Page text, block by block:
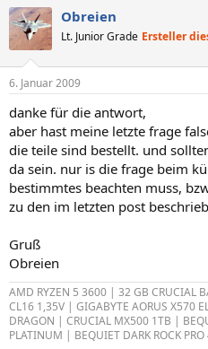
Obreien
Lt. Junior Grade Ersteller
6. Januar 2009
danke für die antwort,
aber hast meine letzte frage
die teile sind bestellt. und
da sein. nur is die frage beim
bestimmtes beachten muss,
zu den im letzten post
Gruß
Obreien
AMD RYZEN 5 3600 | 32 GB CRUCIAL
CL16 1,35V | GIGABYTE AORUS X570
DRAGON | CRUCIAL MX500 1TB |
PLATINUM | BEQUIET DARK ROCK